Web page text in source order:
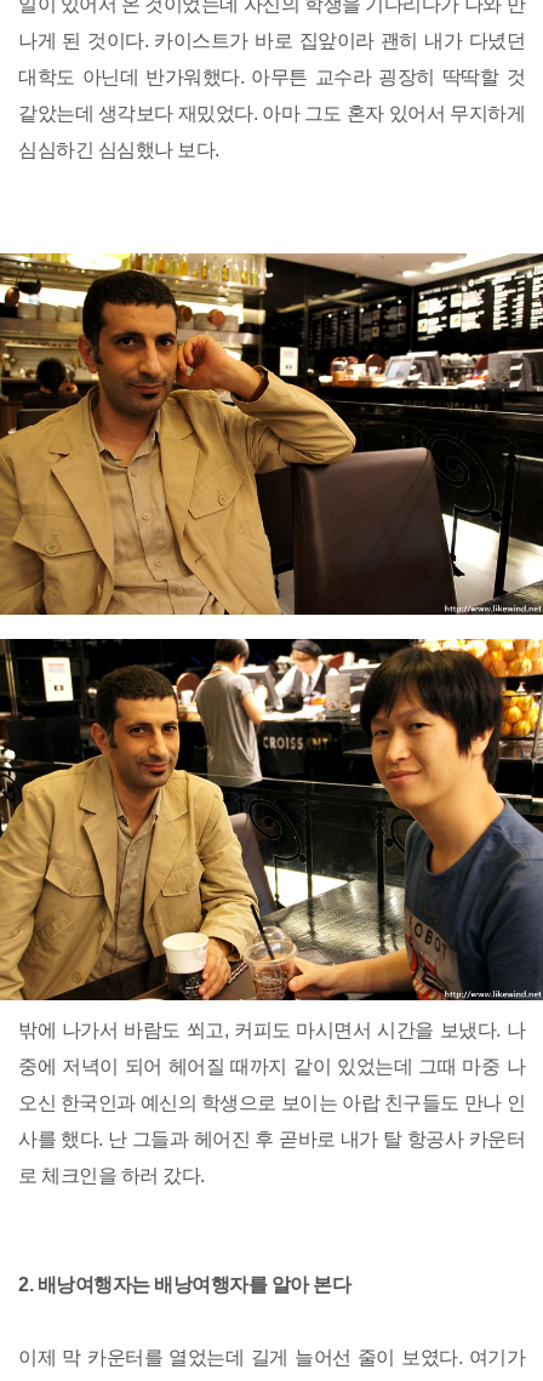
나게 된 것이다. 카이스트가 바로 집앞이라 괜히 내가 다녔던
대학도 아닌데 반가워했다. 아무튼 교수라 굉장히 딱딱할 것
같았는데 생각보다 재밌었다. 아마 그도 혼자 있어서 무지하게
심심하긴 심심했나 보다.
밖에 나가서 바람도 쐬고, 커피도 마시면서 시간을 보냈다. 나
중에 저녁이 되어 헤어질 때까지 같이 있었는데 그때 마중 나
오신 한국인과 예신의 학생으로 보이는 아랍 친구들도 만나 인
사를 했다. 난 그들과 헤어진 후 곧바로 내가 탈 항공사 카운터
로 체크인을 하러 갔다.
2. 배낭여행자는 배낭여행자를 알아 본다
이제 막 카운터를 열었는데 길게 늘어선 줄이 보였다. 여기가